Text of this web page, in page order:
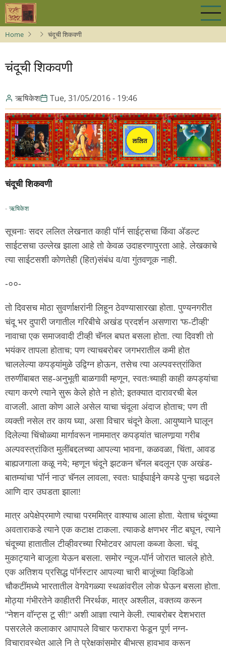
Skip
main
content
Home चंदूची शिकवणी
चंदूची शिकवणी
ऋषिकेश Tue, 31/05/2016 - 19:46
चंदूची शिकवणी
-ऋषिकेश
सूचनाः सदर ललित लेखनात काही पॉर्न साईट्सचा किंवा अ‍ॅडल्ट
साईटसचा उल्लेख झाला आहे तो केवळ उदाहरणापुरता आहे. लेखकाचे
त्या साईटसशी कोणतेही (हित)संबंध व/वा गुंतवणूक नाही.
-००-
तो दिवसच मोठा सुवर्णाक्षरांनी लिहून ठेवण्यासारखा होता. पुण्यनगरीत
चंदू भर दुपारी जगातील गरिबीचे अखंड प्रदर्शन असणारा 'फ-टीव्ही'
नावाचा एक समाजवादी टीव्ही चॅनल बघत बसला होता. त्या दिवशी तो
भयंकर तापला होताच; पण त्याचबरोबर जगभरातील कमी होत
चाललेल्या कपड्यांमुळे उद्विग्न होऊन, तसेच त्या अल्पवस्त्रांकित
तरुणींबाबत सह-अनुभूती बाळगावी म्हणून, स्वतःच्याही काही कपड्यांचा
त्याग करणे त्याने सुरू केले होते न होते; इतक्यात दारावरची बेल
वाजली. आता कोण आले असेल याचा चंदूला अंदाज होताच; पण ती
व्यक्ती नसेल तर काय घ्या, असा विचार चंदूने केला. आयुष्याने घालून
दिलेल्या चिंचोळ्या मार्गावरून नाममात्र कपड्यांत चालणार्‍या गरीब
अल्पवस्त्रांकित मुलींबद्दलच्या आपल्या भावना, कळवळा, चिंता, आवड
बाह्यजगाला कळू नये; म्हणून चंदूने झटकन चॅनल बदलून एक अखंड-
बातम्यांचा 'पॉर्न नाउ' चॅनल लावला, स्वतः घाईघाईने कपडे पुन्हा चढवले
आणि दार उघडता झाला!
मात्र अपेक्षेप्रमाणे त्याचा परममित्र वाश्याच आला होता. येताच चंदूच्या
अवताराकडे त्याने एक कटाक्ष टाकला. त्याकडे क्षणभर नीट बघून, त्याने
चंदूच्या हातातील टीव्हीवरच्या रिमोटवर आपला कब्जा केला. चंदू
मुकाट्याने बाजूला येऊन बसला. समोर न्यूज-पॉर्न जोरात चालले होते.
एक अतिशय प्रसिद्ध पॉर्नस्टार आपल्या चारी बाजूंच्या व्हिडिओ
चौकटींमध्ये भारतातील वेगवेगळ्या स्थळांवरील लोक घेऊन बसला होता.
मोठ्या गंभीरतेने काहीतरी निरर्थक, मात्र अश्लील, वक्तव्य करून
"नेशन वॉन्ट्स टू सी!" अशी आज्ञा त्याने केली. त्याबरोबर देशभरात
पसरलेले कलाकार आपापले विचार फराफरा फेडून पूर्ण नग्न-
विचारावस्थेत आले नि ते प्रेक्षकांसमोर बीभत्स हावभाव करून